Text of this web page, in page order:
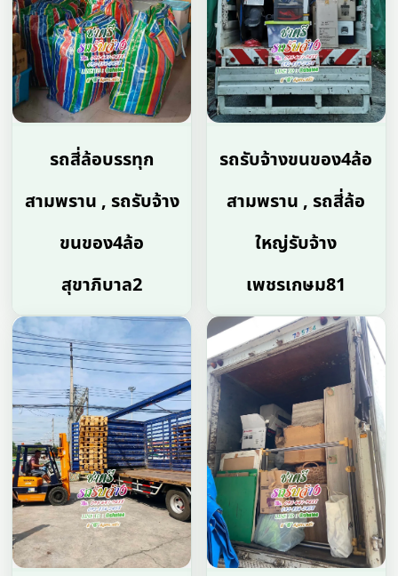
รถสี่ล้อบรรทุก
สามพราน , รถรับจ้าง
ขนของ4ล้อ
สุขาภิบาล2
รถรับจ้างขนของ4ล้อ
สามพราน , รถสี่ล้อ
ใหญ่รับจ้าง
เพชรเกษม81